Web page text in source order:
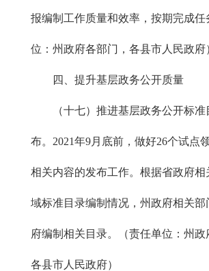
报编制工作质量和效率，按期完成任
位：州政府各部门，各县市人民政府
四、提升基层政务公开质量
（十七）推进基层政务公开标
布。2021年9月底前，做好26个试点
相关内容的发布工作。根据省政府相
域标准目录编制情况，州政府相关部
府编制相关目录。（责任单位：州政
各县市人民政府）